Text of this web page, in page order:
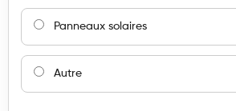
Panneaux solaires
Autre